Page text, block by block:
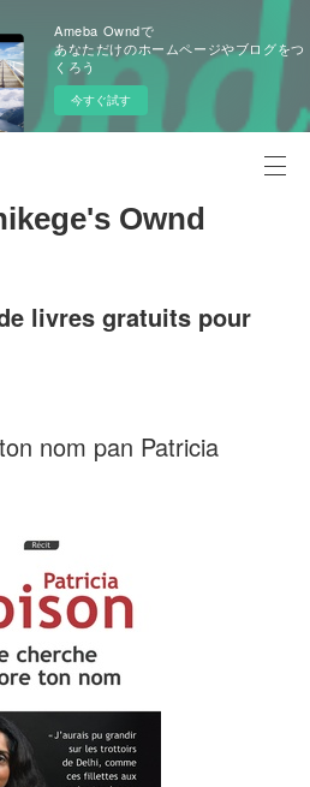
Ameba Owndで
あなただけのホームページやブログをつ
くろう
今すぐ試す
Ownd
livres gratuits pour
nom pan Patricia